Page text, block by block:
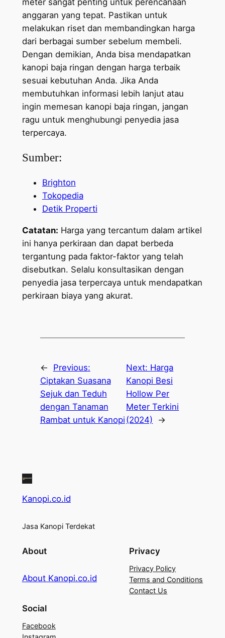
anggaran yang tepat. Pastikan untuk
melakukan riset dan membandingkan harga
dari berbagai sumber sebelum membeli.
Dengan demikian, Anda bisa mendapatkan
kanopi baja ringan dengan harga terbaik
sesuai kebutuhan Anda. Jika Anda
membutuhkan informasi lebih lanjut atau
ingin memesan kanopi baja ringan, jangan
ragu untuk menghubungi penyedia jasa
terpercaya.
Sumber:
Brighton
Tokopedia
Detik Properti
Catatan: Harga yang tercantum dalam artikel
ini hanya perkiraan dan dapat berbeda
tergantung pada faktor-faktor yang telah
disebutkan. Selalu konsultasikan dengan
penyedia jasa terpercaya untuk mendapatkan
perkiraan biaya yang akurat.
←
Previous:
Ciptakan Suasana
Sejuk dan Teduh
dengan Tanaman
Rambat untuk Kanopi
Next: Harga
Kanopi Besi
Hollow Per
Meter Terkini
(2024)
→
Kanopi.co.id
Jasa Kanopi Terdekat
About
About Kanopi.co.id
Privacy
Privacy Policy
Terms and Conditions
Contact Us
Social
Facebook